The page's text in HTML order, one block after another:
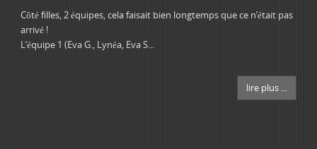
Côté filles, 2 équipes, cela faisait bien longtemps que ce n’était pas
arrivé !
L’équipe 1 (Eva G., Lynéa, Eva S...
lire plus ...